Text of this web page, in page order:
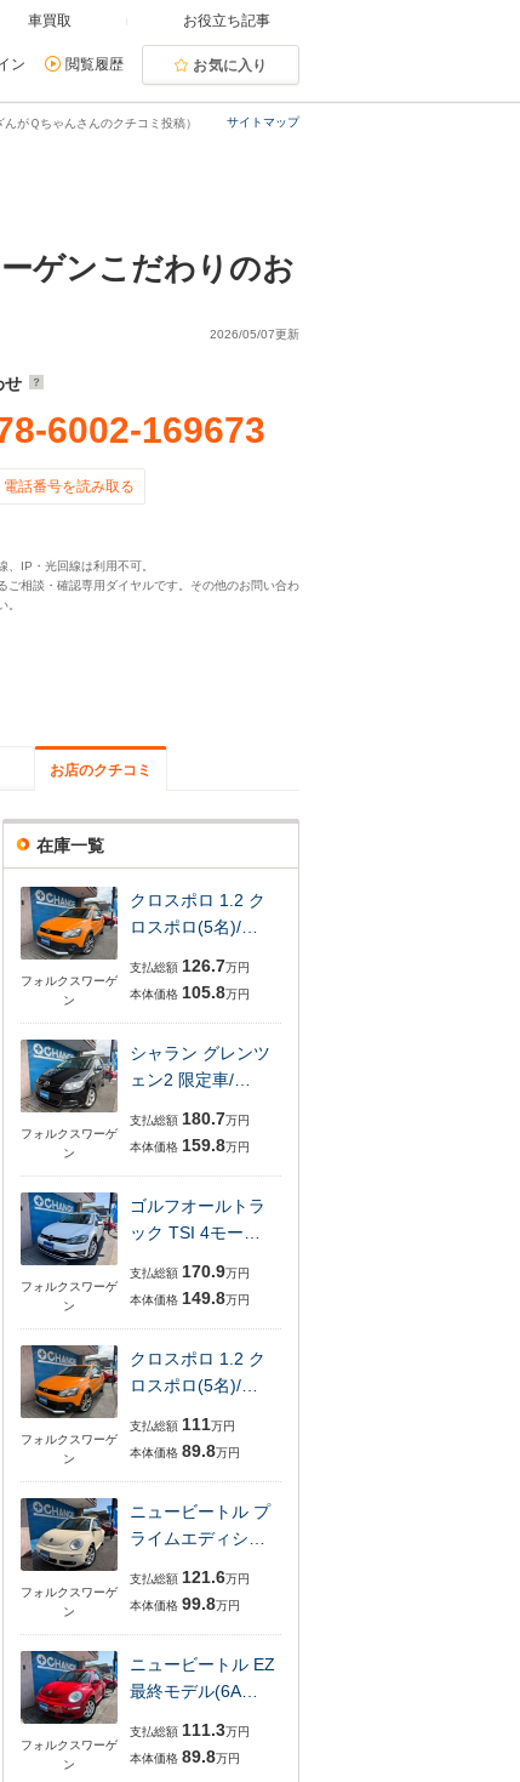
車買取 お役立ち記事
ン 閲覧履歴 お気に入り
サイトマップ
がＱちゃんさんのクチコミ投稿）
ゲンこだわりのお
2026/05/07更新
せ
6002-169673
電話番号を読み取る
IP・光回線は利用不可。
ご相談・確認専用ダイヤルです。その他のお問い合わ
。
お店のクチコミ
在庫一覧
フォルクスワーゲ
ン
クロスポロ 1.2 ク
ロスポロ(5名)/…
支払総額 126.7万円
本体価格 105.8万円
フォルクスワーゲ
ン
シャラン グレンツ
ェン2 限定車/…
支払総額 180.7万円
本体価格 159.8万円
フォルクスワーゲ
ン
ゴルフオールトラ
ック TSI 4モー…
支払総額 170.9万円
本体価格 149.8万円
フォルクスワーゲ
ン
クロスポロ 1.2 ク
ロスポロ(5名)/…
支払総額 111万円
本体価格 89.8万円
フォルクスワーゲ
ン
ニュービートル プ
ライムエディシ…
支払総額 121.6万円
本体価格 99.8万円
フォルクスワーゲ
ン
ニュービートル EZ
最終モデル(6A…
支払総額 111.3万円
本体価格 89.8万円